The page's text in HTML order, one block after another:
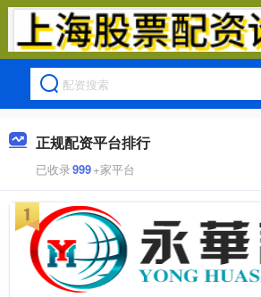
正规配资平台排行
已收录999+家平台